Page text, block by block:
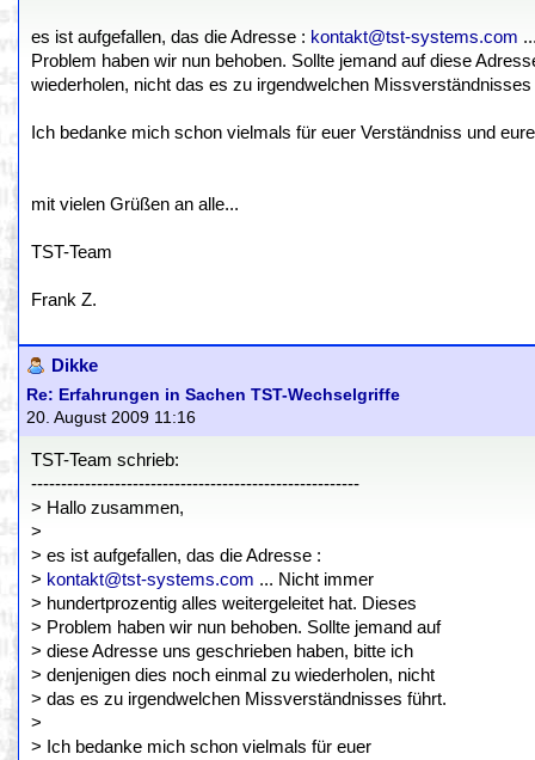
es ist aufgefallen, das die Adresse : kontakt@tst-systems.com
Problem haben wir nun behoben. Sollte jemand auf diese
wiederholen, nicht das es zu irgendwelchen Missverständnisses
Ich bedanke mich schon vielmals für euer Verständniss und
mit vielen Grüßen an alle...
TST-Team
Frank Z.
Dikke
Re: Erfahrungen in Sachen TST-Wechselgriffe
20. August 2009 11:16
TST-Team schrieb:
-------------------------------------------------------
> Hallo zusammen,
>
> es ist aufgefallen, das die Adresse :
> kontakt@tst-systems.com ... Nicht immer
> hundertprozentig alles weitergeleitet hat. Dieses
> Problem haben wir nun behoben. Sollte jemand auf
> diese Adresse uns geschrieben haben, bitte ich
> denjenigen dies noch einmal zu wiederholen, nicht
> das es zu irgendwelchen Missverständnisses führt.
>
> Ich bedanke mich schon vielmals für euer